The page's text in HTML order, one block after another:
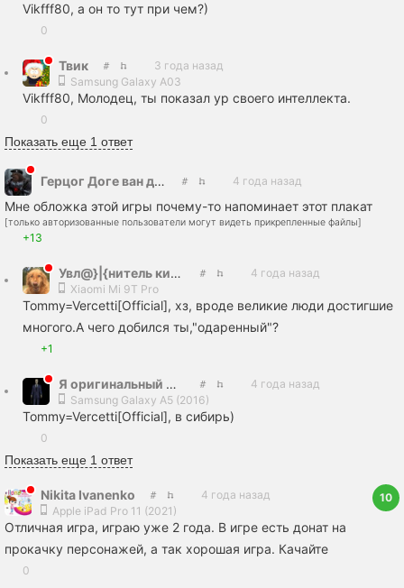
Vikfff80, а он то тут при чем?)
0
Твик
3 года назад
Samsung Galaxy A03
Vikfff80, Молодец, ты показал ур своего интеллекта.
0
Показать еще 1 ответ
Герцог Доге ван дер Штах 4 года назад
Мне обложка этой игры почему-то напоминает этот плакат
[только авторизованные пользователи могут видеть прикрепленные файлы]
+13
Увл@}|{нитель кисок
4 года назад
Xiaomi Mi 9T Pro
Tommy=Vercetti[Official], хз, вроде великие люди достигшие
многого.А чего добился ты,"одаренный"?
+1
Я оригинальный Жыжымэн Забанили за просто так
4 года назад
Samsung Galaxy A5 (2016)
Tommy=Vercetti[Official], в сибирь)
0
Показать еще 1 ответ
Nikita Ivanenko
4 года назад
Apple iPad Pro 11 (2021)
10
Отличная игра, играю уже 2 года. В игре есть донат на
прокачку персонажей, а так хорошая игра. Качайте
0